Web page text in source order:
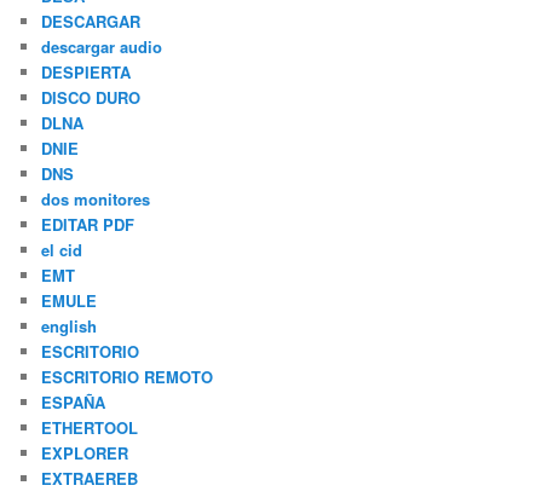
DESCARGAR
descargar audio
DESPIERTA
DISCO DURO
DLNA
DNIE
DNS
dos monitores
EDITAR PDF
el cid
EMT
EMULE
english
ESCRITORIO
ESCRITORIO REMOTO
ESPAÑA
ETHERTOOL
EXPLORER
EXTRAEREB